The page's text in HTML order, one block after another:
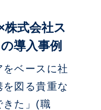
ム
株式会社ス
導入事例
をベースに社
図る貴重な
きた」(職